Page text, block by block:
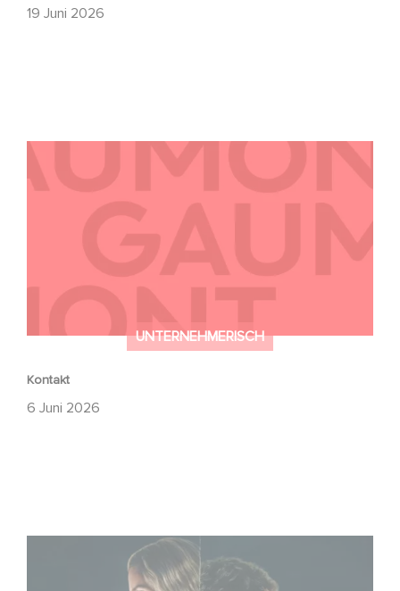
19 Juni 2026
UNTERNEHMERISCH
Kontakt
6 Juni 2026
Unfamiliar ist auf Platz 1 der Netflix Top 10 der nicht-
englischsprachigen Serien!